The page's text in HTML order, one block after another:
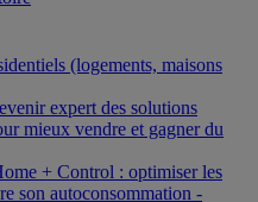
(logements, maisons
expert des solutions
mieux vendre et gagner du
+ Control : optimiser les
son autoconsommation -